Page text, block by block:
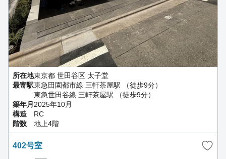
所在地東京都 世田谷区 太子堂
最寄駅東急田園都市線 三軒茶屋駅 （徒歩9分）
東急世田谷線 三軒茶屋駅 （徒歩9分）
築年月 2025年10月
構造
RC
階数
地上4階
402号室